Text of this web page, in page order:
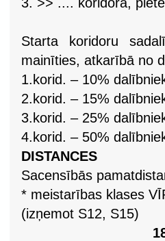
Starta koridoru
mainīties, atkarībā no
1.korid. – 10%
2.korid. – 15%
3.korid. – 25%
4.korid. – 50%
DISTANCES
Sacensībās
* meistarības klases
(izņemot S12, S15)
18 km (1 aplis